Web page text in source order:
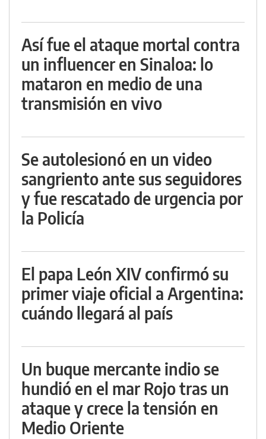
Así fue el ataque mortal contra
un influencer en Sinaloa: lo
mataron en medio de una
transmisión en vivo
Se autolesionó en un video
sangriento ante sus seguidores
y fue rescatado de urgencia por
la Policía
El papa León XIV confirmó su
primer viaje oficial a Argentina:
cuándo llegará al país
Un buque mercante indio se
hundió en el mar Rojo tras un
ataque y crece la tensión en
Medio Oriente